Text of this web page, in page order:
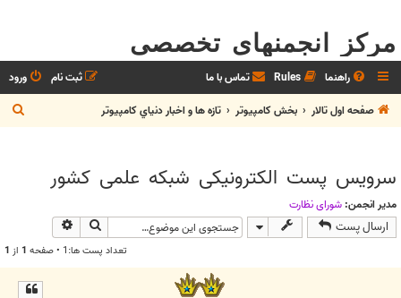
مرکز انجمنهای تخصصی
راهنما Rules تماس با ما ورود
ثبت نام
صفحه اول تالار
بخش كامپيوتر تازه ها و اخبار دنياي کامپيوتر
س
سرويس پست الکترونيکی شبکه علمی کشور
مدیر انجمن: شوراي نظارت
ارسال پست جستجو
تعداد پست ها:1 • صفحه 1 از 1